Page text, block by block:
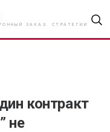
ЗАКАЗ. СТРАТЕГИИ
контракт
не